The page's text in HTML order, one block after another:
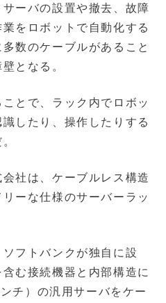
ーバの設置や撤去、故障
をロボットで自動化する
数のケーブルがあること
となる。
とで、ラック内でロボッ
したり、操作したりする
社は、ケーブルレス構造
ーな仕様のサーバーラッ
フトバンクが独自に設
む接続機器と内部構造に
チ）の汎用サーバをケー